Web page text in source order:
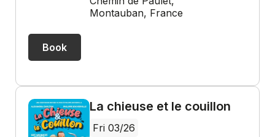
Montauban, France
Book
La chieuse et le couillon
Fri 03/26